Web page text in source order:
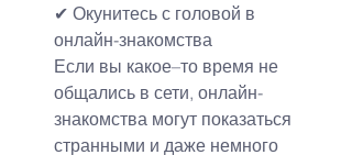
✔ Окунитесь с головой в
онлайн-знакомства
Если вы какое–то время не
общались в сети, онлайн-
знакомства могут показаться
странными и даже немного